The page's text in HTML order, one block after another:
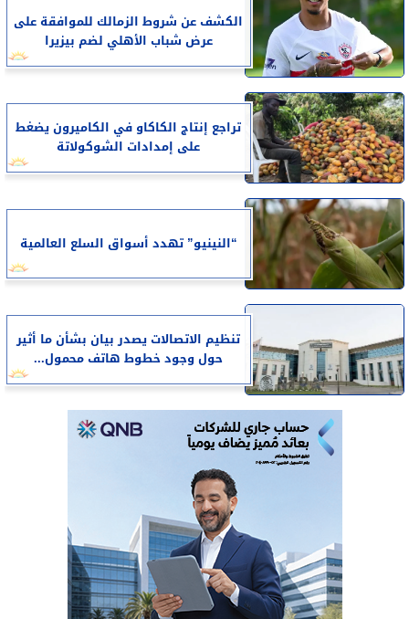
الكشف عن شروط الزمالك للموافقة على
عرض شباب الأهلي لضم بيزيرا
تراجع إنتاج الكاكاو في الكاميرون يضغط
على إمدادات الشوكولاتة
“النينيو” تهدد أسواق السلع العالمية
تنظيم الاتصالات يصدر بيان بشأن ما أثير
حول وجود خطوط هاتف محمول...